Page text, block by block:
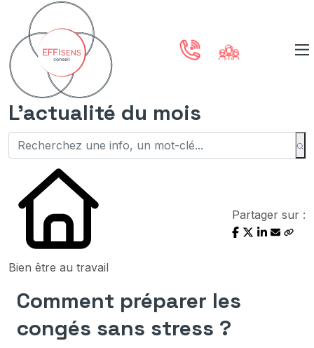
L'actualité du mois
Bien être au travail
Partager sur :
Comment préparer les
congés sans stress ?